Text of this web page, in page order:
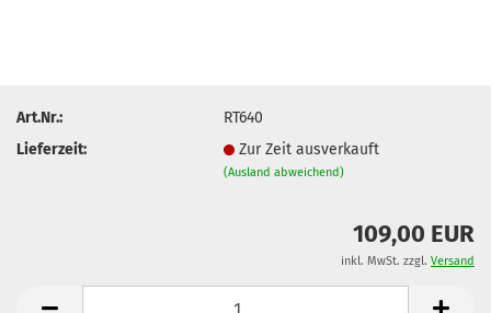
Art.Nr.:
RT640
Lieferzeit:
Zur Zeit ausverkauft
(Ausland abweichend)
109,00 EUR
inkl. MwSt. zzgl. Versand